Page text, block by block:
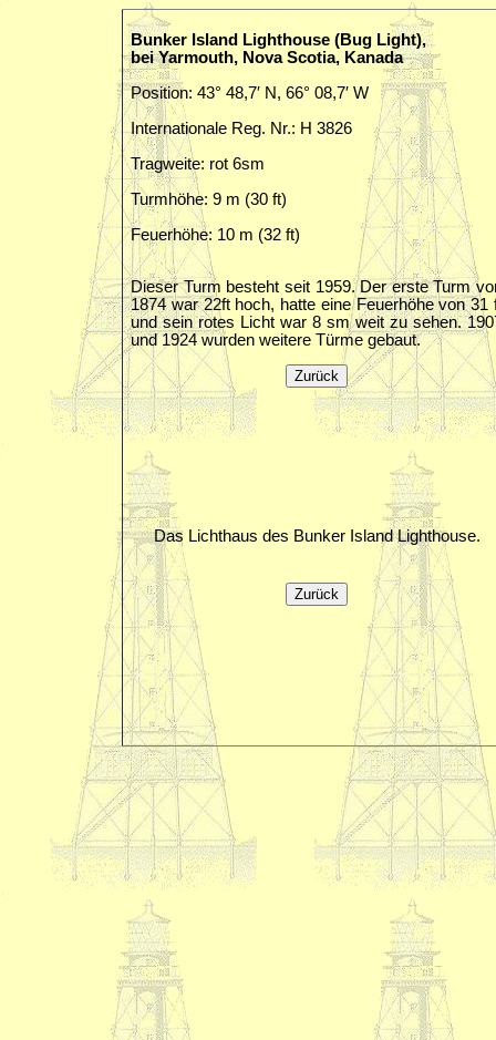
Bunker Island Lighthouse (Bug Light),
bei Yarmouth, Nova Scotia, Kanada
Position: 43° 48,7′ N, 66° 08,7′ W
Internationale Reg. Nr.: H 3826
Tragweite: rot 6sm
Turmhöhe: 9 m (30 ft)
Feuerhöhe: 10 m (32 ft)
Dieser Turm besteht seit 1959. Der erste Turm
1874 war 22ft hoch, hatte eine Feuerhöhe von 31
und sein rotes Licht war 8 sm weit zu sehen.
und 1924 wurden weitere Türme gebaut.
Das Lichthaus des Bunker Island Lighthouse.